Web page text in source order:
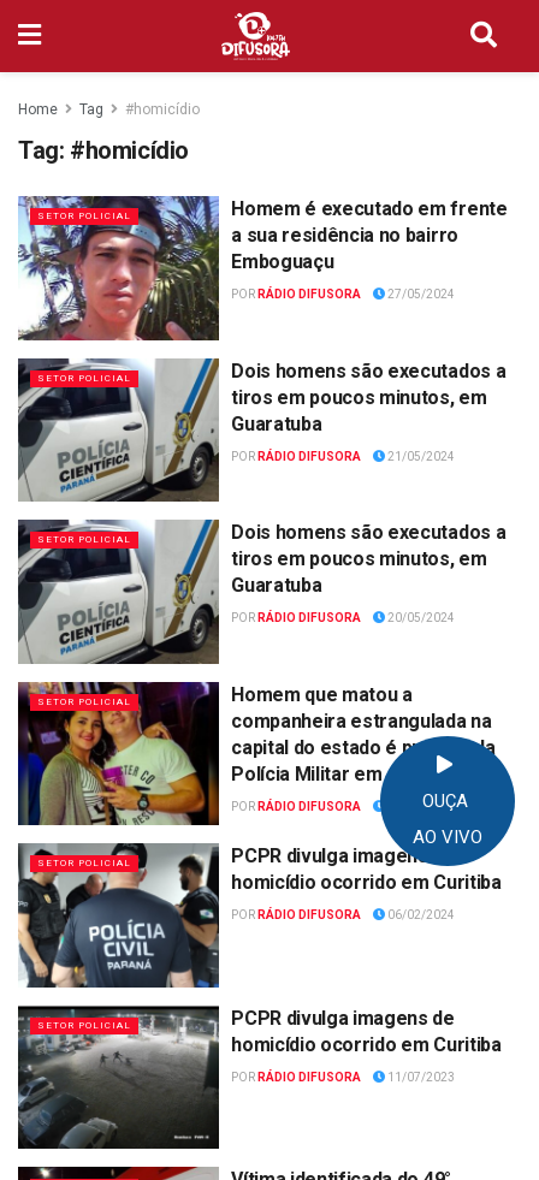
OUÇA
AO VIVO
Home Tag #homicídio
Tag: #homicídio
SETOR POLICIAL
Homem é executado em frente
a sua residência no bairro
Emboguaçu
POR RÁDIO DIFUSORA 27/05/2024
SETOR POLICIAL
Dois homens são executados a
tiros em poucos minutos, em
Guaratuba
POR RÁDIO DIFUSORA 21/05/2024
SETOR POLICIAL
Dois homens são executados a
tiros em poucos minutos, em
Guaratuba
POR RÁDIO DIFUSORA 20/05/2024
SETOR POLICIAL
Homem que matou a
companheira estrangulada na
capital do estado é preso pela
Polícia Militar em Antonina
POR RÁDIO DIFUSORA 09/05/2024
SETOR POLICIAL
PCPR divulga imagens de
homicídio ocorrido em Curitiba
POR RÁDIO DIFUSORA 06/02/2024
SETOR POLICIAL
PCPR divulga imagens de
homicídio ocorrido em Curitiba
POR RÁDIO DIFUSORA 11/07/2023